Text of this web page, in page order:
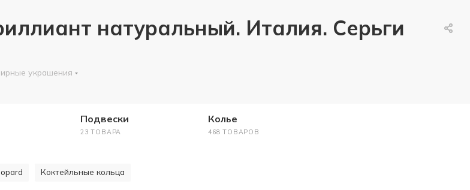
натуральный. Италия. Серьги
украшения
Подвески
23 ТОВАРА
Колье
468 ТОВАРОВ
Коктейльные кольца